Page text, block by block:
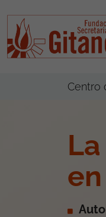
Centro